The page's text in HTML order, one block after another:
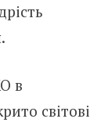
в
світові